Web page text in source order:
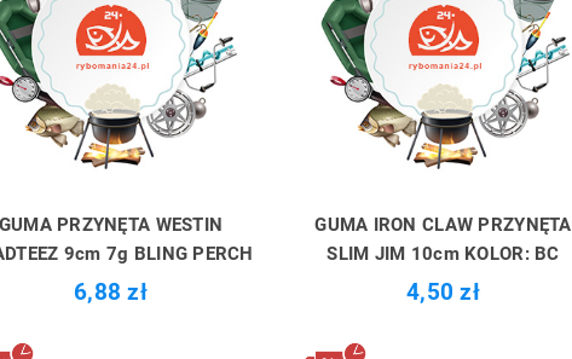
PRZYNĘTA WESTIN
9cm 7g BLING PERCH
6,88 zł
GUMA IRON CLAW PRZYNĘTA
SLIM JIM 10cm KOLOR: BC
4,50 zł